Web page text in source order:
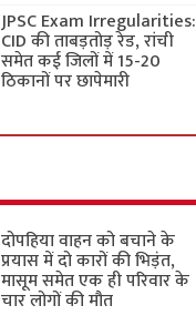
JPSC Exam Irregularities:
CID की ताबड़तोड़ रेड, रांची
समेत कई जिलों में 15-20
ठिकानों पर छापेमारी
दोपहिया वाहन को बचाने के
प्रयास में दो कारों की भिड़ंत,
मासूम समेत एक ही परिवार के
चार लोगों की मौत